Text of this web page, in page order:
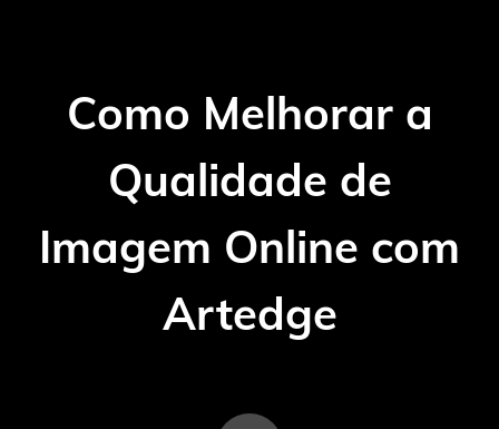
Como Melhorar a
Qualidade de
Imagem Online com
Artedge